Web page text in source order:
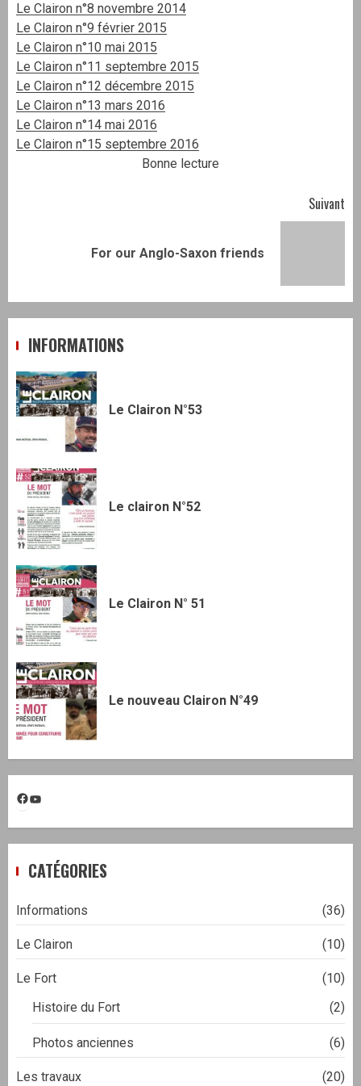
Le Clairon n°8 novembre 2014
Le Clairon n°9 février 2015
Le Clairon n°10 mai 2015
Le Clairon n°11 septembre 2015
Le Clairon n°12 décembre 2015
Le Clairon n°13 mars 2016
Le Clairon n°14 mai 2016
Le Clairon n°15 septembre 2016
Bonne lecture
Suivant
For our Anglo-Saxon friends
INFORMATIONS
Le Clairon N°53
Le clairon N°52
Le Clairon N° 51
Le nouveau Clairon N°49
CATÉGORIES
Informations (36)
Le Clairon (10)
Le Fort
(10)
Histoire du Fort
(2)
Photos anciennes (6)
Les travaux (20)